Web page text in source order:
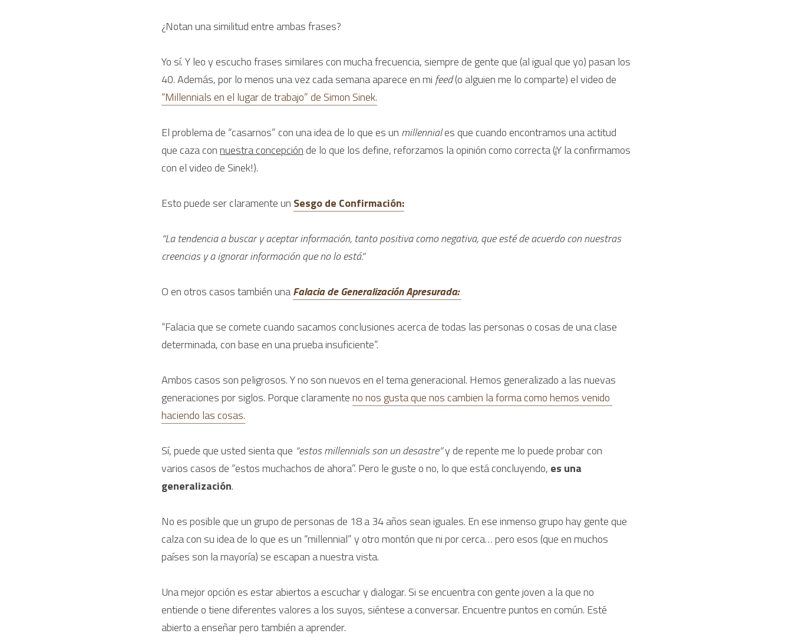
¿Notan una similitud entre ambas frases?
Yo sí. Y leo y escucho frases similares con mucha frecuencia, siempre de gente que (al igual que yo) pasan los
40. Además, por lo menos una vez cada semana aparece en mi feed
“Millennials en el lugar de trabajo” de Simon Sinek.
El problema de “casarnos” con una idea de lo que es un millennial es que cuando encontramos una actitud
que caza con nuestra concepción de lo que los define, reforzamos la opinión como correcta (¡Y la confirmamos
con el video de Sinek!).
Esto puede ser claramente un Sesgo de Confirmación:
“La tendencia a buscar y aceptar información, tanto positiva como negativa, que esté de acuerdo con nuestras
creencias y a ignorar información que no lo está.”
O en otros casos también una Falacia de Generalización Apresurada:
“Falacia que se comete cuando sacamos conclusiones acerca de todas las personas o cosas de una clase
determinada, con base en una prueba insuficiente”.
Ambos casos son peligrosos. Y no son nuevos en el tema generacional. Hemos generalizado a las nuevas
generaciones por siglos. Porque claramente no nos gusta que nos cambien la forma como hemos venido
haciendo las cosas.
Sí, puede que usted sienta que “estos millennials son un desastre” y de repente me lo puede probar con
varios casos de “estos muchachos de ahora”. Pero le guste o no, lo que está concluyendo, es una
generalización.
No es posible que un grupo de personas de 18 a 34 años sean iguales. En ese inmenso grupo hay gente que
calza con su idea de lo que es un “millennial” y otro montón que ni por cerca… pero esos (que en muchos
países son la mayoría) se escapan a nuestra vista.
Una mejor opción es estar abiertos a escuchar y dialogar. Si se encuentra con gente joven a la que no
entiende o tiene diferentes valores a los suyos, siéntese a conversar. Encuentre puntos en común. Esté
abierto a enseñar pero también a aprender.